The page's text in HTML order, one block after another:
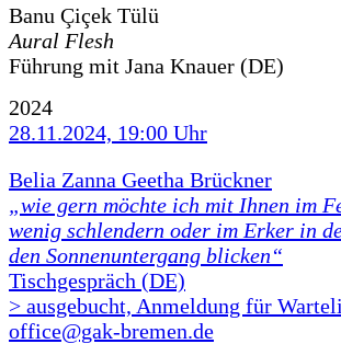
Banu Çiçek Tülü
Aural Flesh
Führung mit Jana Knauer (DE)
2024
28.11.2024, 19:00 Uhr
Belia Zanna Geetha Brückner
„wie gern möchte ich mit Ihnen im
wenig schlendern oder im Erker in
den Sonnenuntergang blicken“
Tischgespräch (DE)
> ausgebucht, Anmeldung für
office@gak-bremen.de